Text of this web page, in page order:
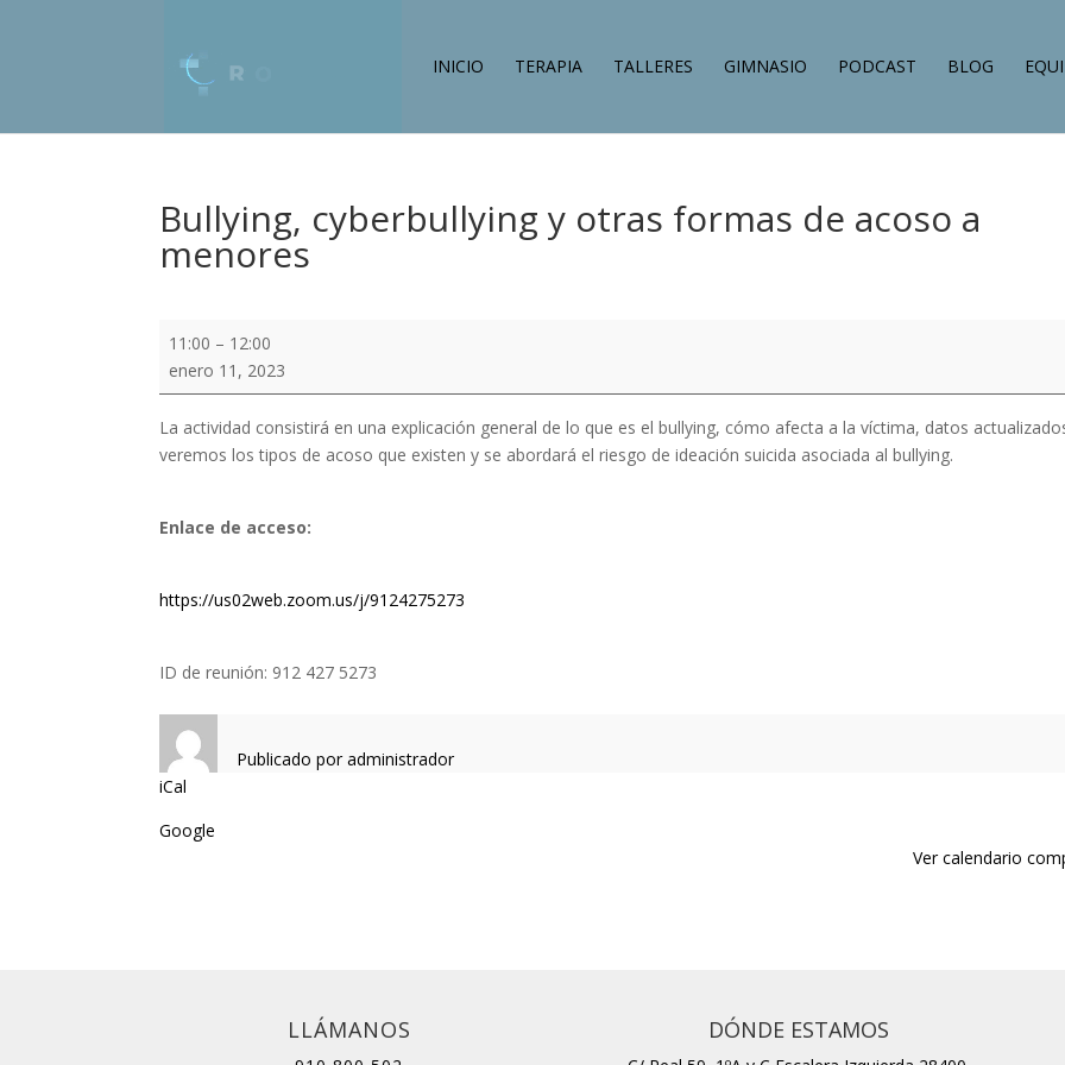
INICIO TERAPIA TALLERES GIMNASIO PODCAST BLOG
Bullying, cyberbullying y otras formas de acoso a
menores
Bullying,
cyberbullying
formas
de
a
11:00 – 12:00
enero 11, 2023
La actividad consistirá en una explicación general de lo que es el bullying, cómo afecta a la víctima, datos
veremos los tipos de acoso que existen y se abordará el riesgo de ideación suicida asociada al bullying.
Enlace de acceso:
https://us02web.zoom.us/j/9124275273
ID de reunión: 912 427 5273
Publicado por administrador
iCal
Google
Ver calendario
LLÁMANOS DÓNDE ESTAMOS